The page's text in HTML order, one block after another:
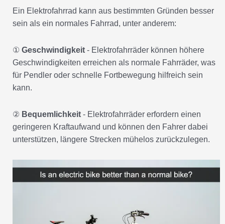
Ein Elektrofahrrad kann aus bestimmten Gründen besser
sein als ein normales Fahrrad, unter anderem:
① Geschwindigkeit - Elektrofahrräder können höhere
Geschwindigkeiten erreichen als normale Fahrräder, was
für Pendler oder schnelle Fortbewegung hilfreich sein
kann.
② Bequemlichkeit - Elektrofahrräder erfordern einen
geringeren Kraftaufwand und können den Fahrer dabei
unterstützen, längere Strecken mühelos zurückzulegen.